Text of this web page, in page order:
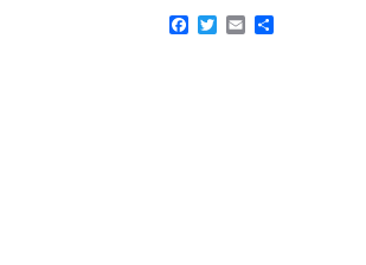
Facebook
TwitterEmail
共